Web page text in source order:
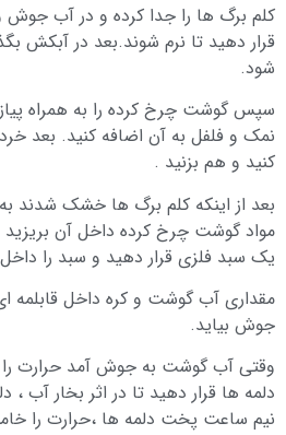
قرار دهید تا نرم شوند.بعد در آبکش
شود.
سپس گوشت چرخ کرده را به همراه
نمک و فلفل به آن اضافه کنید. بعد
کنید و هم بزنید .
بعد از اینکه کلم برگ ها خشک شدند
مواد گوشت چرخ کرده داخل آن
یک سبد فلزی قرار دهید و سبد را داخل
مقداری آب گوشت و کره داخل قابلمه ای
جوش بیاید.
وقتی آب گوشت به جوش آمد حرارت را
دلمه ها قرار دهید تا در اثر بخار آب ،
نیم ساعت پخت دلمه ها ،حرارت را